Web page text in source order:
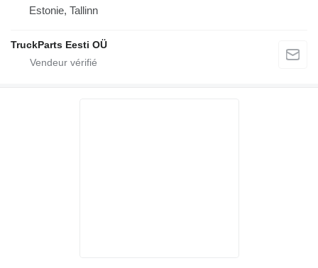
Estonie, Tallinn
TruckParts Eesti OÜ